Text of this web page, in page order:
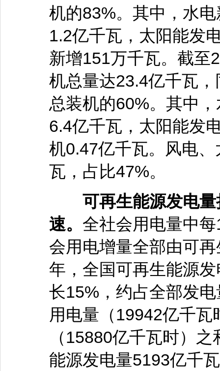
机的83%。其中，水
1.2亿千瓦，太阳能发
新增151万千瓦。截至
机总量达23.4亿千瓦
总装机的60%。其中
6.4亿千瓦，太阳能发
机0.47亿千瓦。风电
瓦，占比47%。
可再生能源发电
速。 全社会用电量中
会用电增量全部由可
年，全国可再生能源
长15%，约占全部发
用电量（19942亿千
（15880亿千瓦时）
能源发电量5193亿千